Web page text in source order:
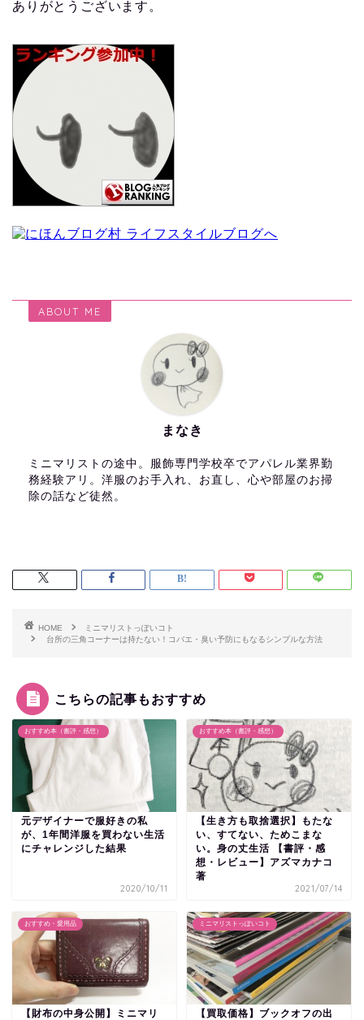
ありがとうございます。
ABOUT ME
まなき
ミニマリストの途中。服飾専門学校卒でアパレル業界勤
務経験アリ。洋服のお手入れ、お直し、心や部屋のお掃
除の話など徒然。
HOME
ミニマリストっぽいコト
台所の三角コーナーは持たない！コバエ・臭い予防にもなるシンプルな方法
こちらの記事もおすすめ
おすすめ本（書評・感想）
元デザイナーで服好きの私
が、1年間洋服を買わない生活
にチャレンジした結果
2020/10/11
おすすめ本（書評・感想）
【生き方も取捨選択】もたな
い、すてない、ためこまな
い。身の丈生活 【書評・感
想・レビュー】アズマカナコ
著
2021/07/14
おすすめ・愛用品
【財布の中身公開】ミニマリ
ミニマリストっぽいコト
【買取価格】ブックオフの出